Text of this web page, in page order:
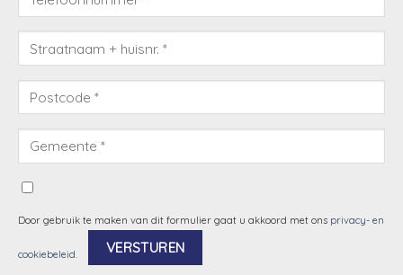
Door gebruik te maken van dit formulier gaat u akkoord met ons privacy- en
cookiebeleid.